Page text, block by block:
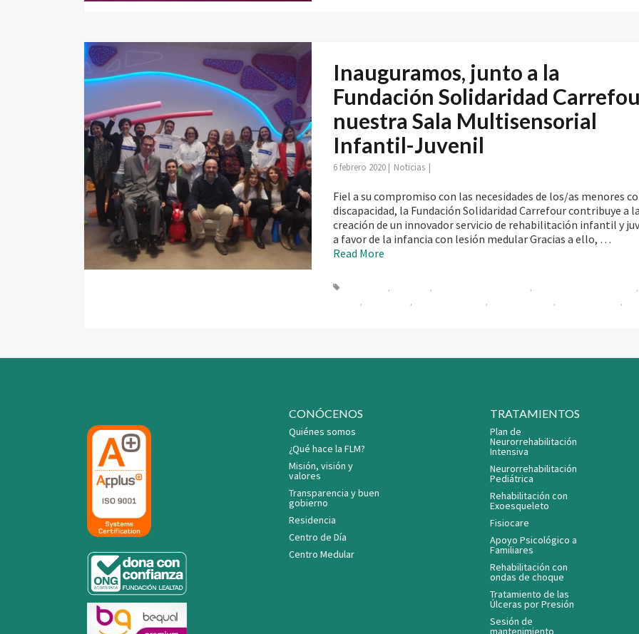
Inauguramos, junto a la
Fundación Solidaridad
nuestra Sala Multisensorial
Infantil-Juvenil
6 febrero 2020 | Noticias |
Fiel a su compromiso con las necesidades de los/as menores
discapacidad, la Fundación Solidaridad Carrefour contribuye a la
creación de un innovador servicio de rehabilitación infantil y
a favor de la infancia con lesión medular Gracias a ello, …
Read More
, , , ,
, , , , ,
CONÓCENOS
Quiénes somos
¿Qué hace la FLM?
Misión, visión y
valores
Transparencia y buen
gobierno
Residencia
Centro de Día
Centro Medular
TRATAMIENTOS
Plan de
Neurorrehabilitación
Intensiva
Neurorrehabilitación
Pediátrica
Rehabilitación con
Exoesqueleto
Fisiocare
Apoyo Psicológico a
Familiares
Rehabilitación con
ondas de choque
Tratamiento de las
Úlceras por Presión
Sesión de
mantenimiento